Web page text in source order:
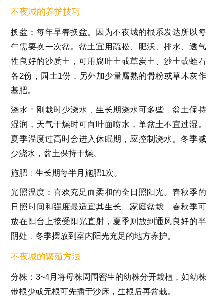
不夜城的养护技巧
换盆：每年早春换盆。因为不夜城的根系发达所以每
年需要换一次盆。盆土宜用疏松、肥沃、排水、透气
性良好的沙质土，可用腐叶土或草炭土、沙土或蛭石
各2份，园土1份，另外加少量腐熟的骨粉或草木灰作
基肥。
浇水：刚栽时少浇水，生长期浇水可多些，盆土保持
湿润，天气干燥时可向叶面喷水，单盆土不宜过湿。
夏季温度过高时会进入休眠期，应控制浇水。冬季减
少浇水，盆土保持干燥。
施肥：生长期每半月施肥1次。
光照温度：喜欢充足而柔和的全日照阳光。春秋季的
日照时间和强度最适宜其生长。家庭盆栽，春秋季可
放在阳台上接受阳光直射，夏季则放到通风良好的半
阴处，冬季摆放到室内阳光充足的地方养护。
不夜城的繁殖方法
分株：3~4月将母株周围密生的幼株分开栽植，如幼株
带根少或无根可先插于沙床，生根后再盆栽。